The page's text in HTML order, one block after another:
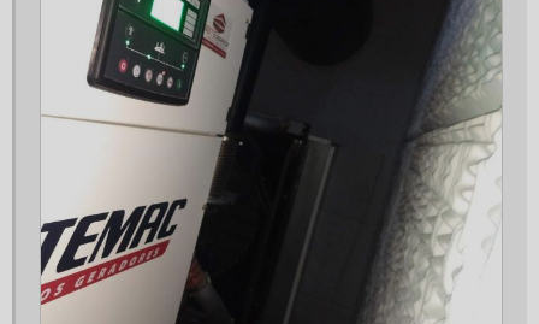
Empresas de instalação de geradores de energia
Fábrica de geradores de energia
Fábrica de geradores de energia a diesel
Fabricantes de geradores de energia
Fornecedor de gerador de energia
Fornecedores de grupo gerador